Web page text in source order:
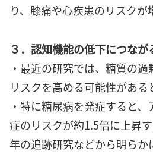
り、膝痛や心疾患のリスクが
３．認知機能の低下につなが
・最近の研究では、糖質の
リスクを高める可能性がある
・特に糖尿病を発症すると
症のリスクが約1.5倍に上昇
年の追跡研究などから明らか